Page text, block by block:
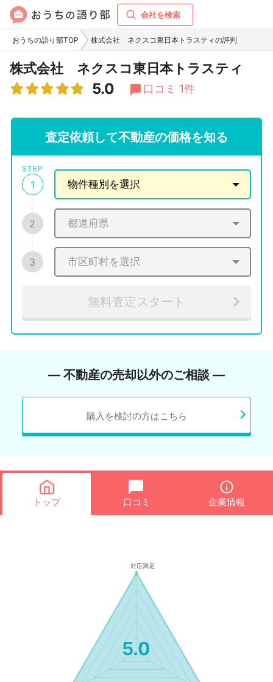
会社を検索
おうちの語り部TOP 株式会社 ネクスコ東日本トラスティの評判
株式会社 ネクスコ東日本トラスティ
5.0 口コミ 1件
査定依頼して不動産の価格を知る
STEP
1
2
3
無料査定スタート
― 不動産の売却以外のご相談 ―
購入を検討の方はこちら
トップ 口コミ 企業情報
5.0